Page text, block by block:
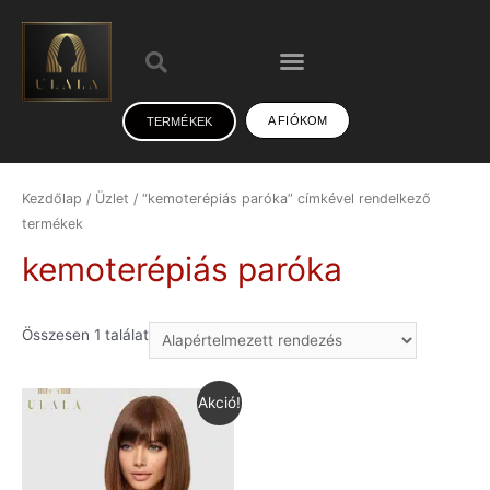
TERMÉKEK A FIÓKOM
Kezdőlap / Üzlet / “kemoterépiás paróka” címkével rendelkező
termékek
kemoterépiás paróka
Összesen 1 találat
Akció!